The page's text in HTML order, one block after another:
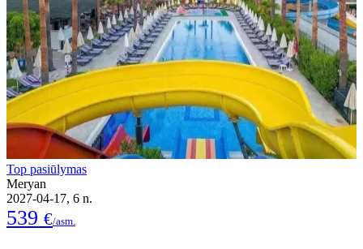
Top pasiūlymas
Meryan
2027-04-17, 6 n.
539 €/asm.